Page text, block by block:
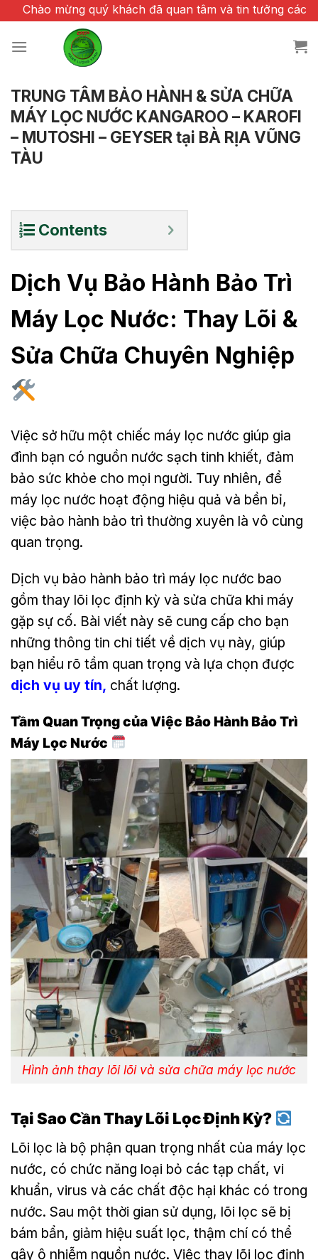
Chuyển
đến
nội
quý khách đã quan tâm và tin tưởng các sản phẩm
TRUNG TÂM BẢO HÀNH & SỬA CHỮA
MÁY LỌC NƯỚC KANGAROO – KAROFI
– MUTOSHI – GEYSER tại BÀ RỊA VŨNG
TÀU
Contents
Dịch Vụ Bảo Hành Bảo Trì
Máy Lọc Nước: Thay Lõi &
Sửa Chữa Chuyên Nghiệp
Việc sở hữu một chiếc máy lọc nước giúp gia
đình bạn có nguồn nước sạch tinh khiết, đảm
bảo sức khỏe cho mọi người. Tuy nhiên, để
máy lọc nước hoạt động hiệu quả và bền bỉ,
việc bảo hành bảo trì thường xuyên là vô cùng
quan trọng.
Dịch vụ bảo hành bảo trì máy lọc nước bao
gồm thay lõi lọc định kỳ và sửa chữa khi máy
gặp sự cố. Bài viết này sẽ cung cấp cho bạn
những thông tin chi tiết về dịch vụ này, giúp
bạn hiểu rõ tầm quan trọng và lựa chọn được
dịch vụ uy tín, chất lượng.
Tầm Quan Trọng của Việc Bảo Hành Bảo Trì
Máy Lọc Nước
Hình ảnh thay lõi lõi và sửa chữa máy lọc nước
Tại Sao Cần Thay Lõi Lọc Định Kỳ?
Lõi lọc là bộ phận quan trọng nhất của máy lọc
nước, có chức năng loại bỏ các tạp chất, vi
khuẩn, virus và các chất độc hại khác có trong
nước. Sau một thời gian sử dụng, lõi lọc sẽ bị
bám bẩn, giảm hiệu suất lọc, thậm chí có thể
gây ô nhiễm nguồn nước. Việc thay lõi lọc định